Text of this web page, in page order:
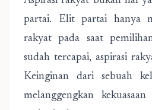
partai. Elit partai hanya
rakyat pada saat
sudah tercapai, aspirasi
Keinginan dari sebuah
melanggengkan